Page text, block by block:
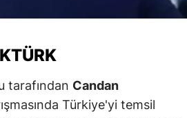
tarafından Candan
Türkiye'yi temsil